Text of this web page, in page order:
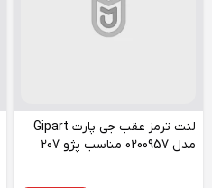
لنت ترمز عقب جی پارت Gipart
مدل 0200957 مناسب پژو 207